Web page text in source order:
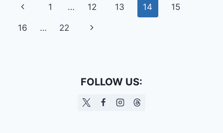
ENCONTRADO
AUSTRÁLIA
Navegação
da
Página
Anterior
1 … 12 13 14 15
16 … 22
Página
FOLLOW US: